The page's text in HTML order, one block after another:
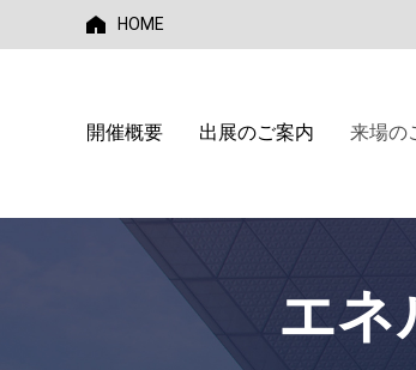
HOME
開催概要 出展のご案内 来場の
エネ